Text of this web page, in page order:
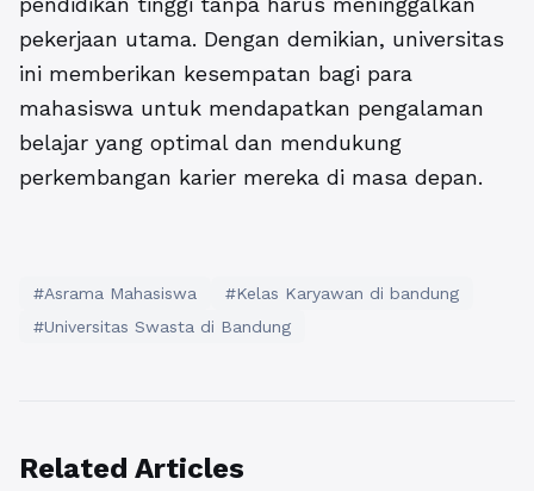
pekerjaan utama. Dengan demikian, universitas
ini memberikan kesempatan bagi para
mahasiswa untuk mendapatkan pengalaman
belajar yang optimal dan mendukung
perkembangan karier mereka di masa depan.
#Asrama Mahasiswa
#Kelas Karyawan di bandung
#Universitas Swasta di Bandung
Related Articles